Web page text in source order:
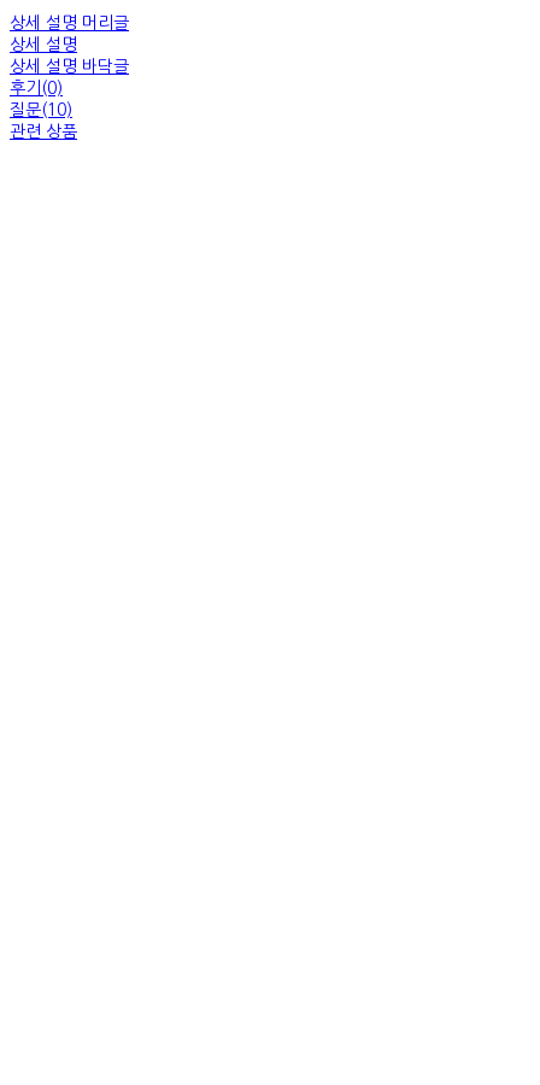
상세 설명 머리글
상세 설명
상세 설명 바닥글
후기(0)
질문(10)
관련 상품